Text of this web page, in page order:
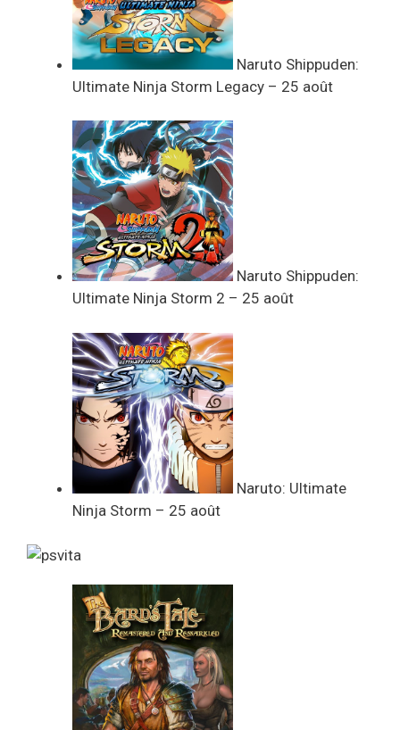
Naruto Shippuden:
Ultimate Ninja Storm Legacy – 25 août
Naruto Shippuden:
Ultimate Ninja Storm 2 – 25 août
Naruto: Ultimate
Ninja Storm – 25 août